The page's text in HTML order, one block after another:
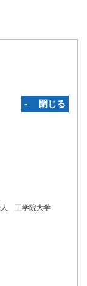
‐ 閉じる
人 工学院大学